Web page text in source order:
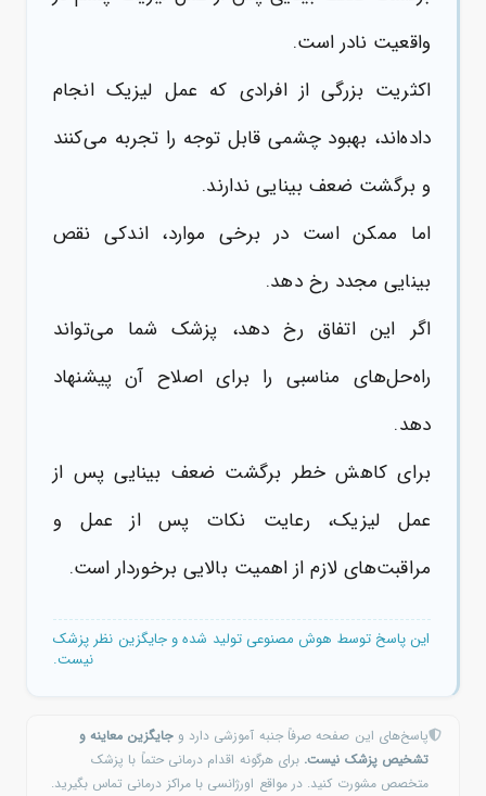
واقعیت نادر است.
اکثریت بزرگی از افرادی که عمل لیزیک انجام
داده‌اند، بهبود چشمی قابل توجه را تجربه می‌کنند
و برگشت ضعف بینایی ندارند.
اما ممکن است در برخی موارد، اندکی نقص
بینایی مجدد رخ دهد.
اگر این اتفاق رخ دهد، پزشک شما می‌تواند
راه‌حل‌های مناسبی را برای اصلاح آن پیشنهاد
دهد.
برای کاهش خطر برگشت ضعف بیناییپس از
عمل لیزیک، رعایت نکات پس از عمل و
مراقبت‌های لازم از اهمیت بالایی برخوردار است.
این پاسخ توسط هوش مصنوعی تولید شده و جایگزین نظر پزشک
نیست.
پاسخ‌های این صفحه صرفاً جنبه آموزشی دارد وجایگزین معاینه و
تشخیص پزشک نیست. برای هرگونه اقدام درمانی حتماً با پزشک
متخصص مشورت کنید. در مواقع اورژانسی با مراکز درمانی تماس بگیرید.